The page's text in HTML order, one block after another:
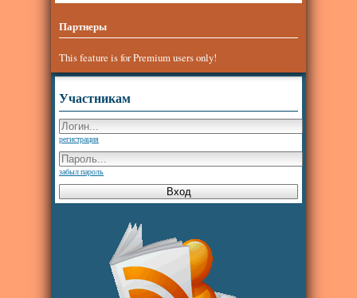
Партнеры
This feature is for Premium users only!
Участникам
регистрация
забыл пароль